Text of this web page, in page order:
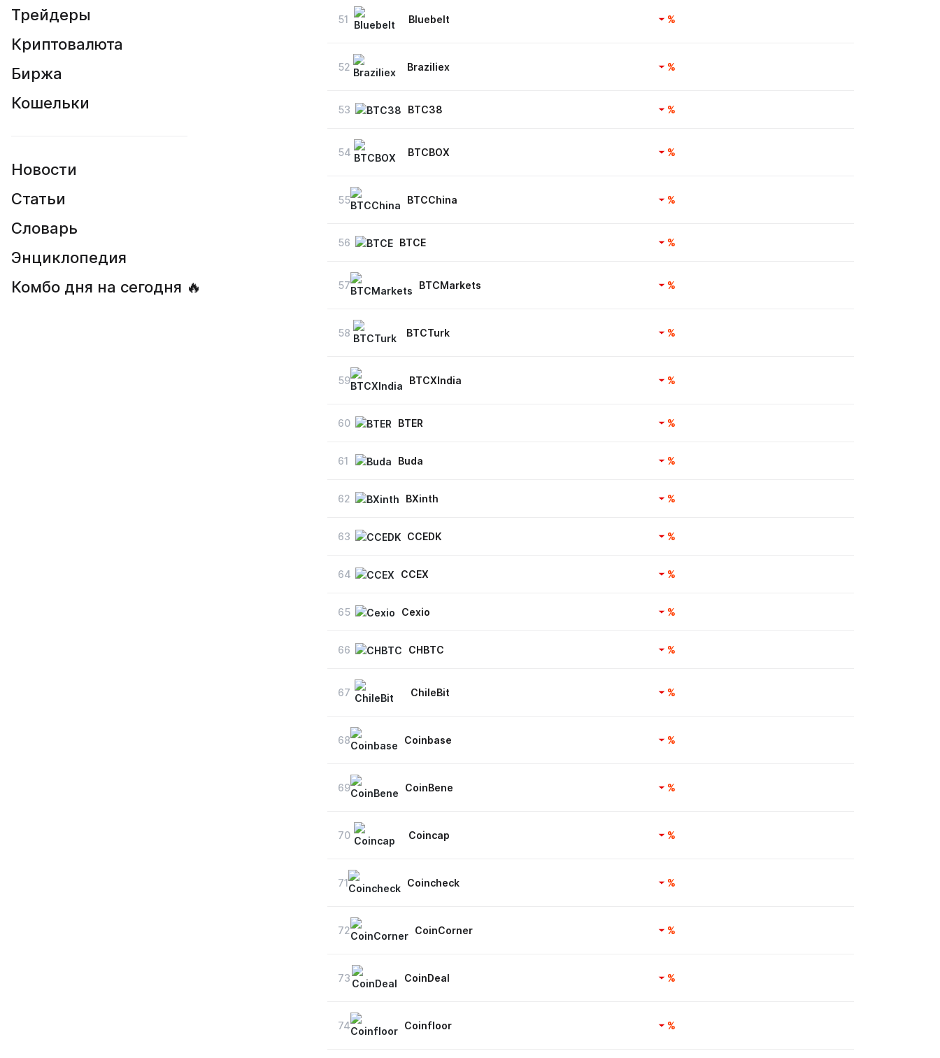
Трейдеры
Криптовалюта
Биржа
Кошельки
Новости
Статьи
Словарь
Энциклопедия
Комбо дня на сегодня 🔥
51 Bluebelt %
52 Braziliex %
53 BTC38 %
54 BTCBOX %
55 BTCChina %
56 BTCE %
57 BTCMarkets %
58 BTCTurk %
59 BTCXIndia %
60 BTER %
61 Buda %
62 BXinth %
63 CCEDK %
64 CCEX %
65 Cexio %
66 CHBTC %
67 ChileBit %
68 Coinbase %
69 CoinBene %
70 Coincap %
71 Coincheck %
72 CoinCorner %
73 CoinDeal %
74 Coinfloor %